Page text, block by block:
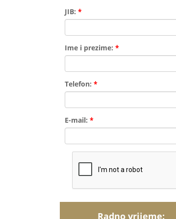
JIB: *
Ime i prezime: *
Telefon: *
E-mail: *
Radno vrijeme: